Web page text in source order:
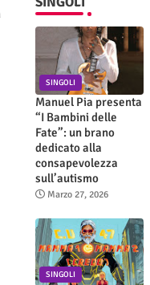
SINGOLI
Manuel Pia presenta
“I Bambini delle
Fate”: un brano
dedicato alla
consapevolezza
sull’autismo
Marzo 27, 2026
SINGOLI